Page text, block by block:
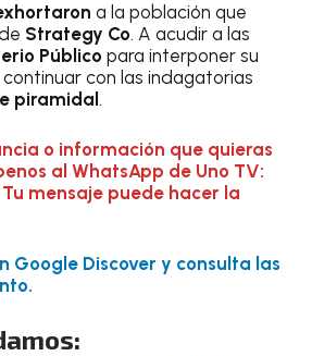
a la población que
Strategy Co. A acudir a las
Público para interponer su
con las indagatorias
piramidal.
o información que quieras
al WhatsApp de Uno TV:
Tu mensaje puede hacer la
Google Discover y consulta las